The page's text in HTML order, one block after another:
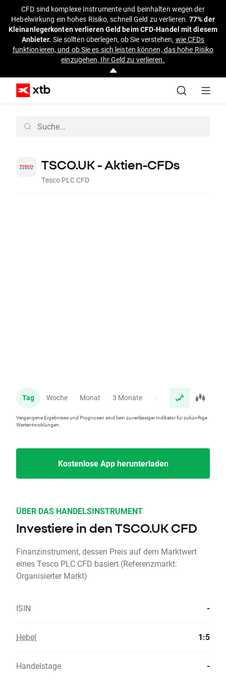
CFD sind komplexe Instrumente und beinhalten wegen der
Hebelwirkung ein hohes Risiko, schnell Geld zu verlieren.77% der
Kleinanlegerkonten verlieren Geld beim CFD-Handel mit diesem
Anbieter. Sie sollten überlegen, ob Sie verstehen, wie CFDs
funktionieren, und ob Sie es sich leisten können, das hohe Risiko
einzugehen, Ihr Geld zu verlieren.
TSCO.UK - Aktien-CFDs
Tesco PLC CFD
Tag Woche Monat 3 Monate Jahr
Vergangene Ergebnisse und Prognosen sind kein zuverlässiger Indikator für zukünftige
Wertentwicklungen.
Kostenlose App herunterladen
ÜBER DAS HANDELSINSTRUMENT
Investiere in den TSCO.UK CFD
Finanzinstrument, dessen Preis auf dem Marktwert
eines Tesco PLC CFD basiert (Referenzmarkt:
Organisierter Markt)
ISIN -
Hebel 1:5
Handelstage -